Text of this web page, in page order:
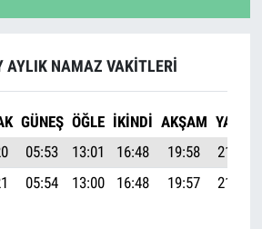
AYLIK NAMAZ VAKITLERI
GÜNEŞ ÖĞLE İKINDI AKŞAM YATSI
05:53 13:01 16:48 19:58
21:25
05:54 13:00 16:48 19:57 21:24